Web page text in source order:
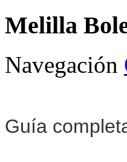
Melilla
Navegación
Guía